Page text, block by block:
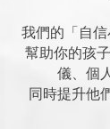
我們的「自
幫助你的孩
儀、個
同時提升他